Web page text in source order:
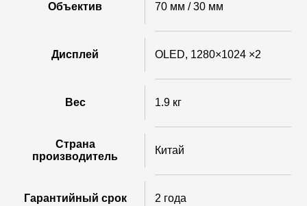
Объектив 70 мм / 30 мм
Дисплей OLED, 1280×1024 ×2
Вес 1.9 кг
Страна
производитель
Китай
Гарантийный срок 2 года